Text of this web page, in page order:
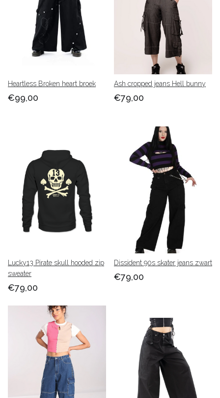
Heartless Broken heart broek
€99,00
Ash cropped jeans Hell bunny
€79,00
Lucky13 Pirate skull hooded zip
sweater
€79,00
Dissident 90s skater jeans zwart
€79,00